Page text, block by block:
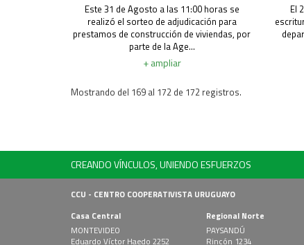
Este 31 de Agosto a las 11:00 horas se
realizó el sorteo de adjudicación para
prestamos de construcción de viviendas, por
parte de la Age...
+ ampliar
El
Mostrando del 169 al 172 de 172 registros.
CREANDO VÍNCULOS, UNIENDO ESFUERZOS
CCU - CENTRO COOPERATIVISTA URUGUAYO
Casa Central
MONTEVIDEO
Eduardo Víctor Haedo 2252
Regional Norte
PAYSANDÚ
Rincón 1234